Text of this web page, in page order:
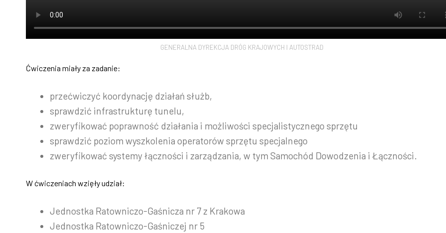
GENERALNA DYREKCJA DRÓG KRAJOWYCH I AUTOSTRAD
Ćwiczenia miały za zadanie:
przećwiczyć koordynację działań służb,
sprawdzić infrastrukturę tunelu,
zweryfikować poprawność działania i możliwości specjalistycznego sprzętu
sprawdzić poziom wyszkolenia operatorów sprzętu specjalnego
zweryfikować systemy łączności i zarządzania, w tym Samochód Dowodzenia i Łączności.
W ćwiczeniach wzięły udział:
Jednostka Ratowniczo-Gaśnicza nr 7 z Krakowa
Jednostka Ratowniczo-Gaśniczej nr 5